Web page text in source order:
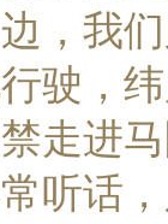
，我
行驶，
走进
听话